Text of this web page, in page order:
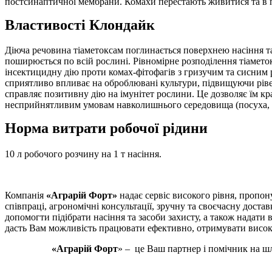
Властивості Клондайк
Діюча речовина тіаметоксам поглинається поверхнею насіння
поширюється по всій рослині. Рівномірне розподілення
інсектицидну дію проти комах-фітофагів з гризучим та
сприятливо впливає на оброблювані культури, підвищуючи
справляє позитивну дію на імунітет рослини. Це дозволяє їм
несприйнятливим умовам навколишнього середовища (посуха,
Норма витрати робочої рідини
10 л робочого розчину на 1 т насіння.
Компанія «Аграрій Форт» надає сервіс високого рівня,
співпраці, агрономічні консультації, зручну та своєчасну
допомогти підібрати насіння та засоби захисту, а також
дасть Вам можливість працювати ефективно, отримувати
«Аграрій Форт» – це Ваш партнер і помічник на